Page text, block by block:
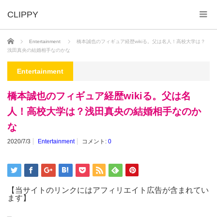
ホーム Entertainment
橋本誠也のフィギュア経歴wikiる。父は名人！高校大学は？
浅田真央の結婚相手なのかな
Entertainment
橋本誠也のフィギュア経歴wikiる。父は名
人！高校大学は？浅田真央の結婚相手なのか
な
2020/7/3 Entertainment コメント: 0
【当サイトのリンクにはアフィリエイト広告が含まれてい
ます】